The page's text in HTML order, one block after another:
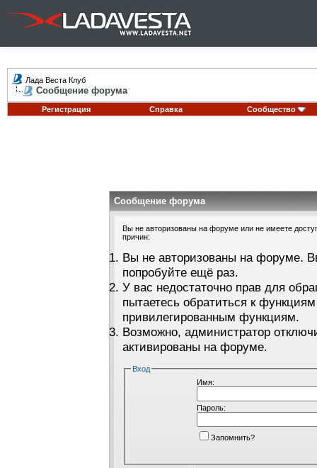
Лада Веста Клуб
Сообщение форума
Регистрация Справка Сообщество
Сообщение форума
Вы не авторизованы на форуме или не имеете
причин:
Вы не авторизованы на форуме.
попробуйте ещё раз.
У вас недостаточно прав для
пытаетесь обратиться к
привилегированным функциям.
Возможно, администратор
активированы на форуме.
Вход
Имя:
Пароль:
Запомнить?